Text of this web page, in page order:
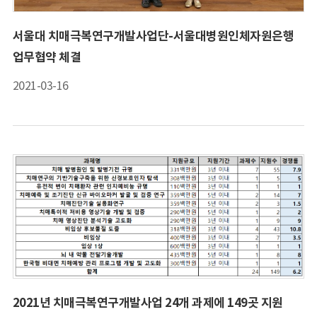
서울대 치매극복연구개발사업단-서울대병원인체자원은행
업무협약 체결
2021-03-16
2021년 치매극복연구개발사업 24개 과제에 149곳 지원